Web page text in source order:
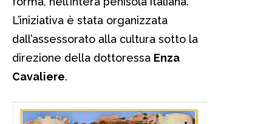
L’iniziativa è stata organizzata
dall’assessorato alla cultura sotto la
direzione della dottoressa Enza
Cavaliere.